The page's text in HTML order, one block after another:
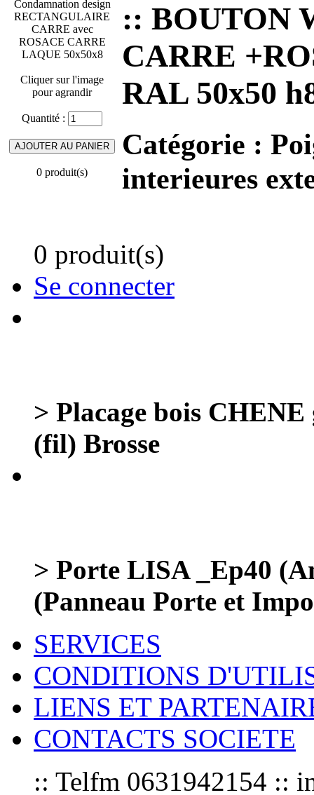
Cliquer sur l'image
pour agrandir
Quantité :
0 produit(s)
:: BOUTON
CARRE
RAL 50x50
Catégorie :
interieures
0 produit(s)
Se connecter
> Placage bois
(fil) Brosse
> Porte LISA _Ep40
(Panneau Porte et
SERVICES
CONDITIONS
LIENS ET
CONTACTS SOCIETE
:: Telfm 0631942154 ::